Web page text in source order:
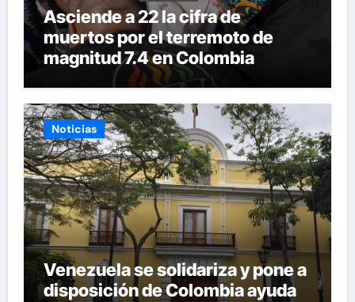
Asciende a 22 la cifra de
muertos por el terremoto de
magnitud 7.4 en Colombia
Noticias
Venezuela se solidariza y pone a
disposición de Colombia ayuda